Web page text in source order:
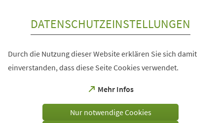
DATENSCHUTZEINSTELLUNGEN
Durch die Nutzung dieser Website erklären Sie sich damit
einverstanden, dass diese Seite Cookies verwendet.
Mehr Infos
(Öffnet
einem
Nur notwendige Cookies